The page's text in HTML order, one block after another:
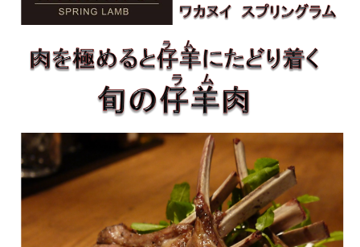
Our Products
Topics
トピックス
About ANZCO Foods
アンズコフーズとは
Contact Us
お問い合わせ